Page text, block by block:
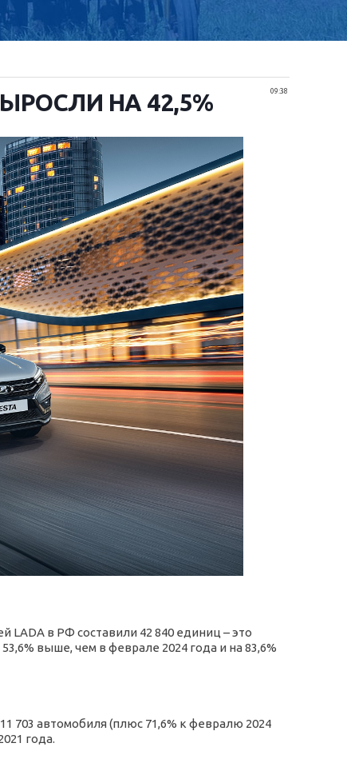
09:38
НА 42,5%
LADA в РФ составили 42 840 единиц – это
выше, чем в феврале 2024 года и на 83,6%
703 автомобиля (плюс 71,6% к февралю 2024
года.